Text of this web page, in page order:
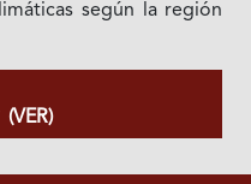
según la región
(VER)